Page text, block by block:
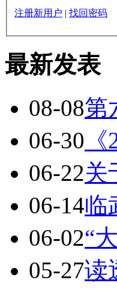
注册新用户 | 找回密码
最新发表
08-08第
06-30
06-22关
06-14临
06-02“
05-27读